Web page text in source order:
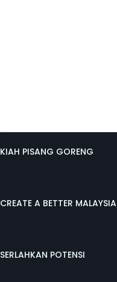
KIAH PISANG GORENG
CREATE A BETTER MALAYSIA
SERLAHKAN POTENSI